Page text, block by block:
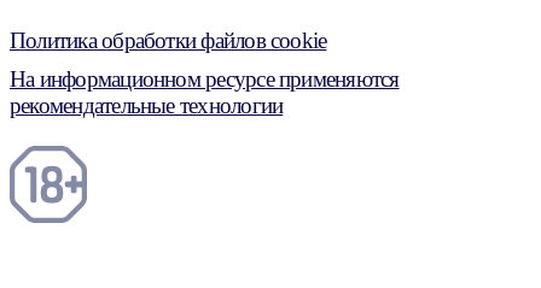
Политика обработки файлов cookie
На информационном ресурсе применяются
рекомендательные технологии